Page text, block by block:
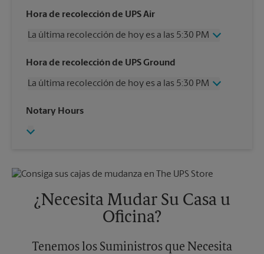
Hora de recolección de UPS Air
La última recolección de hoy es a las 5:30 PM
Miércoles
5:30 PM
Viernes
5:30 PM
Domingo
Hora de recolección de UPS Ground
La última recolección de hoy es a las 5:30 PM
Miércoles
Viernes
Lunes
5:30 PM
Notary Hours
¿Necesita Mudar Su Casa u
Oficina?
Tenemos los Suministros que Necesita